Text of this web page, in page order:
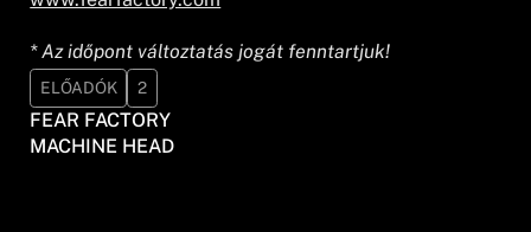
* Az időpont változtatás jogát fenntartjuk!
ELŐADÓK 2
FEAR FACTORY
MACHINE HEAD